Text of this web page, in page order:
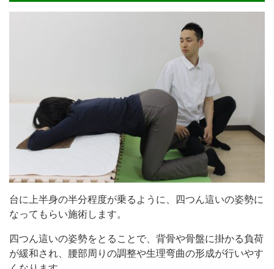
台に上半身の半分程度が乗るように、四つん這いの姿勢に
なってもらい施術します。
四つん這いの姿勢をとることで、背骨や骨盤に掛かる負荷
が緩和され、腰部周りの調整や生理弯曲の形成が行いやす